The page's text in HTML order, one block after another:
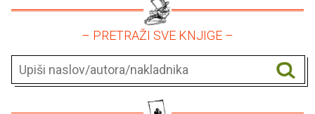
– PRETRAŽI SVE KNJIGE –